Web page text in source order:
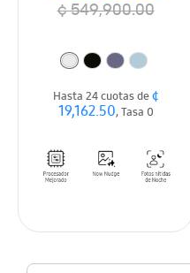
¢ 549,900.00
Hasta 24 cuotas de¢
19,162.50, Tasa 0